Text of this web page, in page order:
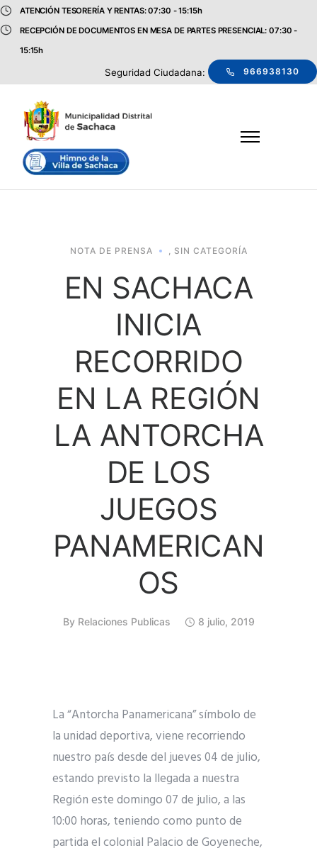
ATENCIÓN TESORERÍA Y RENTAS: 07:30 - 15:15h
RECEPCIÓN DE DOCUMENTOS EN MESA DE PARTES PRESENCIAL: 07:30 -
15:15h
Seguridad Ciudadana: 966938130
NOTA DE PRENSA SIN CATEGORÍA
EN SACHACA
INICIA
RECORRIDO
EN LA REGIÓN
LA ANTORCHA
DE LOS
JUEGOS
PANAMERICAN
OS
By Relaciones Publicas 8 julio, 2019
La “Antorcha Panamericana” símbolo de
la unidad deportiva, viene recorriendo
nuestro país desde del jueves 04 de julio,
estando previsto la llegada a nuestra
Región este domingo 07 de julio, a las
10:00 horas, teniendo como punto de
partida el colonial Palacio de Goyeneche,